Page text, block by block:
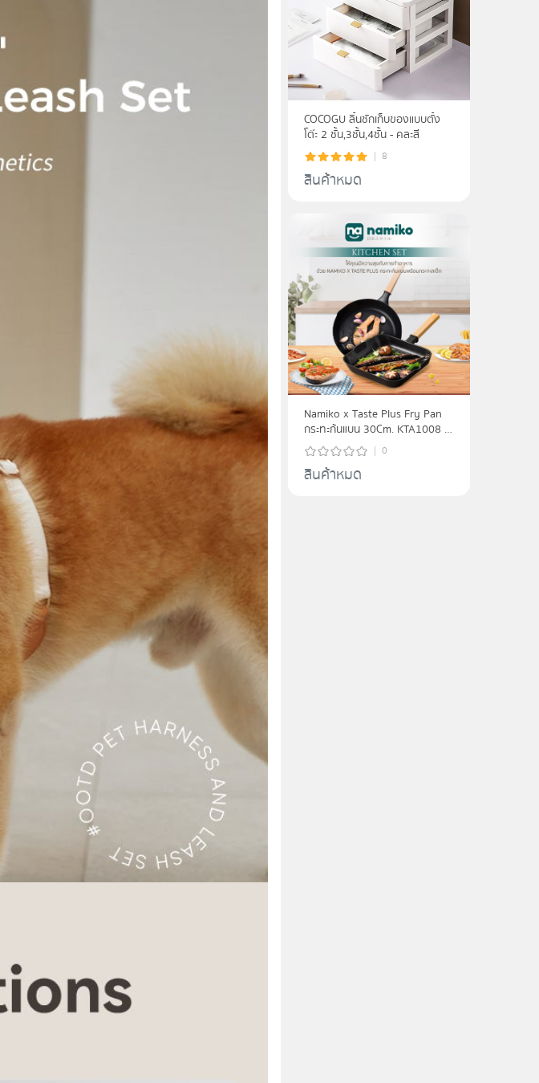
COCOGU ลิ้นชักเก็บของแบบตั้ง
โต๊ะ 2 ชั้น,3ชั้น,4ชั้น - คละสี
8
สินค้าหมด
Namiko x Taste Plus Fry Pan
กระทะก้นแบน 30Cm. KTA1008 -
black
0
สินค้าหมด